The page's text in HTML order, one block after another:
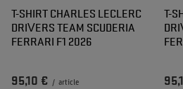
T-SHIRT CHARLES LECLERC
DRIVERS TEAM SCUDERIA
FERRARI F1 2026
95,10 € / article
T-